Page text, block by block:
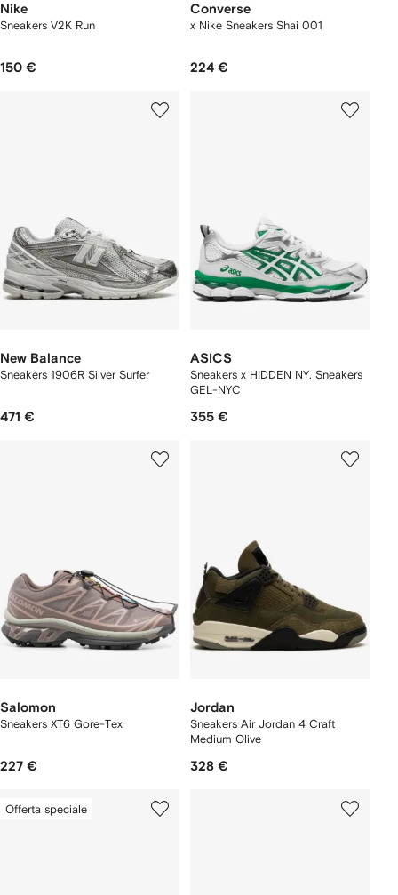
Nike
Sneakers V2K Run
150 €
Converse
x Nike Sneakers Shai 001
224 €
New Balance
Sneakers 1906R Silver Surfer
471 €
ASICS
Sneakers x HIDDEN NY. Sneakers
GEL-NYC
355 €
Salomon
Sneakers XT6 Gore-Tex
227 €
Jordan
Sneakers Air Jordan 4 Craft
Medium Olive
328 €
Offerta speciale